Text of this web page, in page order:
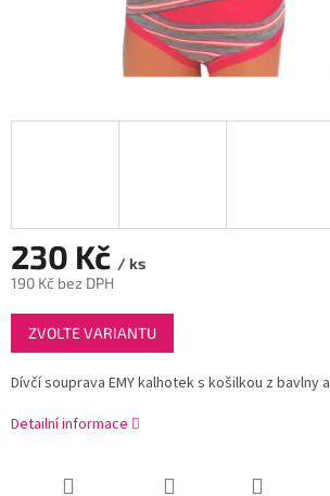
230 Kč / ks
190 Kč bez DPH
Měrná
cena:
ZVOLTE VARIANTU
Dívčí souprava EMY kalhotek s košilkou z bavlny a
Detailní informace